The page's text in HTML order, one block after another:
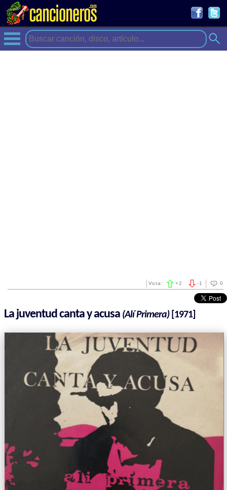
0
-1
Vota: +2
La juventud canta y acusa (Alí Primera)[1971]